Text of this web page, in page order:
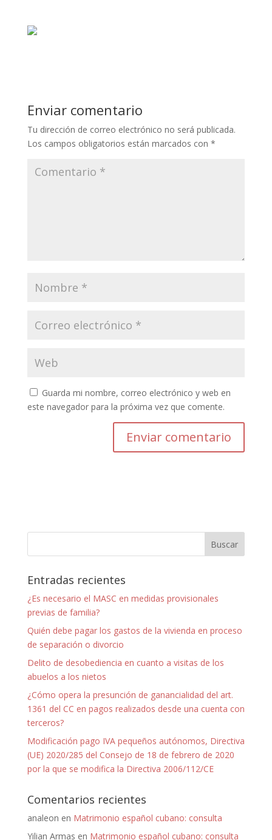
Enviar comentario
Tu dirección de correo electrónico no será publicada.
Los campos obligatorios están marcados con *
Guarda mi nombre, correo electrónico y web en
este navegador para la próxima vez que comente.
Entradas recientes
¿Es necesario el MASC en medidas provisionales
previas de familia?
Quién debe pagar los gastos de la vivienda en proceso
de separación o divorcio
Delito de desobediencia en cuanto a visitas de los
abuelos a los nietos
¿Cómo opera la presunción de ganancialidad del art.
1361 del CC en pagos realizados desde una cuenta con
terceros?
Modificación pago IVA pequeños autónomos, Directiva
(UE) 2020/285 del Consejo de 18 de febrero de 2020
por la que se modifica la Directiva 2006/112/CE
Comentarios recientes
analeon en Matrimonio español cubano: consulta
Yilian Armas en Matrimonio español cubano: consulta